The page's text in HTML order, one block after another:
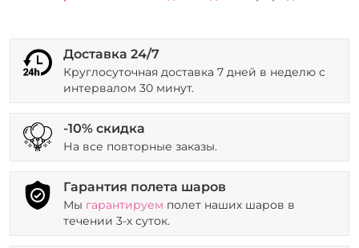
Доставка 24/7
Круглосуточная доставка 7 дней в неделю с
интервалом 30 минут.
-10% скидка
На все повторные заказы.
Гарантия полета шаров
Мы гарантируем полет наших шаров в
течении 3-х суток.